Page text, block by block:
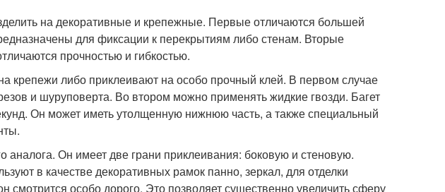
на декоративные и крепежные. Первые отличаются большей
для фиксации к перекрытиям либо стенам. Вторые
прочностью и гибкостью.
крепежи либо приклеивают на особо прочный клей. В первом случае
и шуруповерта. Во втором можно применять жидкие гвозди. Багет
Он может иметь утолщенную нижнюю часть, а также специальный
аналога. Он имеет две грани приклеивания: боковую и стеновую.
в качестве декоративных рамок панно, зеркал, для отделки
смотрится особо дорого. Это позволяет существенно увеличить сферу